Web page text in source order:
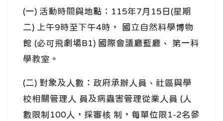
(一) 活動時間與地點：115年7月15日(星期
二) 上午9時至下午4時， 國立自然科學博物
館 (必可飛劇場B1) 國際會議廳藍廳、 第一科
學教室。
(二) 對象及人數：政府承辦人員、社區與學
校相關管理人 員及病蟲害管理從業人員 (人
數限制100人，採審核 制，每單位限1-2名參